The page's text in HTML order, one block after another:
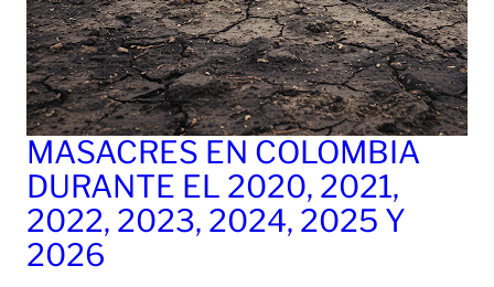
MASACRES EN COLOMBIA
DURANTE EL 2020, 2021,
2022, 2023, 2024, 2025 Y
2026